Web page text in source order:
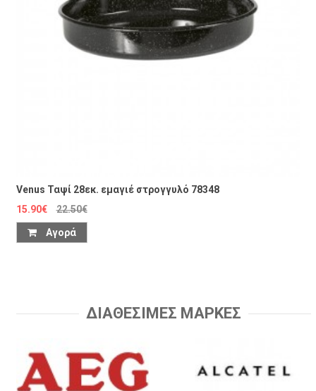
Venus Ταψί 28εκ. εμαγιέ στρογγυλό 78348
15.90€
22.50€
Αγορά
ΔΙΑΘΕΣΙΜΕΣ ΜΑΡΚΕΣ